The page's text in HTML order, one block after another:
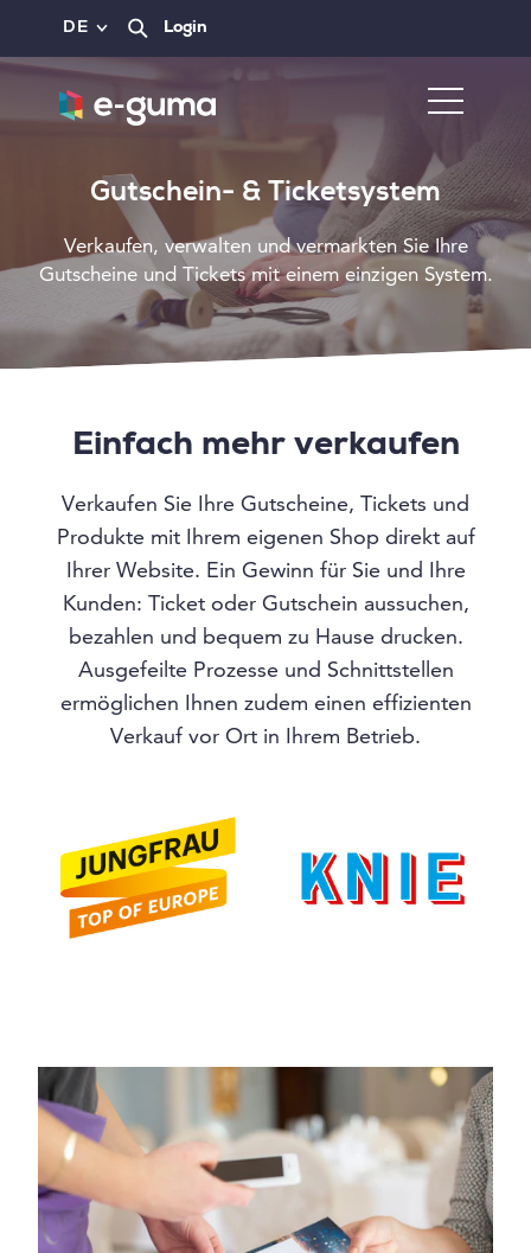
DE Login
Gutschein- & Ticketsystem
Verkaufen, verwalten und vermarkten Sie Ihre
Gutscheine und Tickets mit einem einzigen System.
Einfach mehr verkaufen
Verkaufen Sie Ihre Gutscheine, Tickets und
Produkte mit Ihrem eigenen Shop direkt auf
Ihrer Website. Ein Gewinn für Sie und Ihre
Kunden: Ticket oder Gutschein aussuchen,
bezahlen und bequem zu Hause drucken.
Ausgefeilte Prozesse und Schnittstellen
ermöglichen Ihnen zudem einen effizienten
Verkauf vor Ort in Ihrem Betrieb.